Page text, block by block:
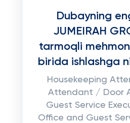
Dubayning
JUMEIRAH
tarmoqli
birida ishlashga
Housekeeping
Attendant / Door
Guest Service
Office and Guest